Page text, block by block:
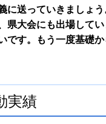
に送っていきましょ
県大会にも出場して
です。もう一度基礎
実績